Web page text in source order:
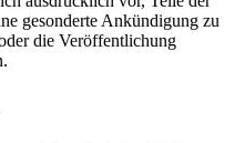
gesonderte Ankündigung zu
die Veröffentlichung